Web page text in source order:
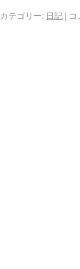
カテゴリー: 日記 |